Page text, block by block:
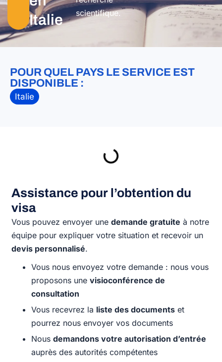
Italie
scientifique.
POUR QUEL PAYS LE SERVICE EST
DISPONIBLE :
Italie
Assistance pour l’obtention du
visa
Vous pouvez envoyer unedemande gratuite à notre
équipe pour expliquer votre situation et recevoir un
devis personnalisé.
Vous nous envoyez votre demande : nous vous
proposons unevisioconférence de
consultation
Vous recevrez la liste des documents et
pourrez nous envoyer vos documents
Nousdemandons votre autorisation d’entrée
auprès des autorités compétentes